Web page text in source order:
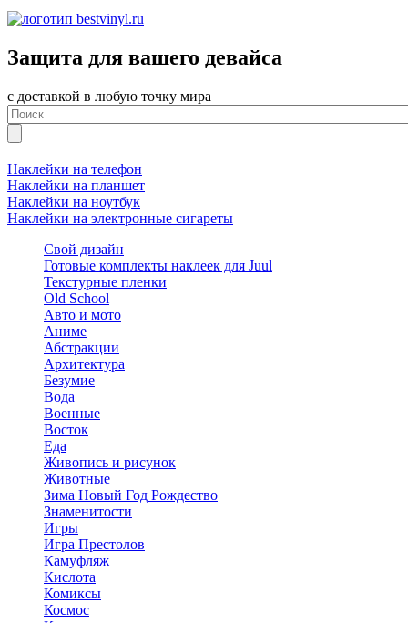
Защита для вашего девайса
с доставкой в любую точку мира
Наклейки на телефон
Наклейки на планшет
Наклейки на ноутбук
Наклейки на электронные сигареты
Свой дизайн
Готовые комплекты наклеек для Juul
Текстурные пленки
Old School
Авто и мото
Аниме
Абстракции
Архитектура
Безумие
Вода
Военные
Восток
Еда
Живопись и рисунок
Животные
Зима Новый Год Рождество
Знаменитости
Игры
Игра Престолов
Камуфляж
Кислота
Комиксы
Космос